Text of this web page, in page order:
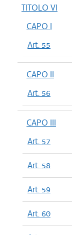
TITOLO VI
CAPO I
Art. 55
CAPO II
Art. 56
CAPO III
Art. 57
Art. 58
Art. 59
Art. 60